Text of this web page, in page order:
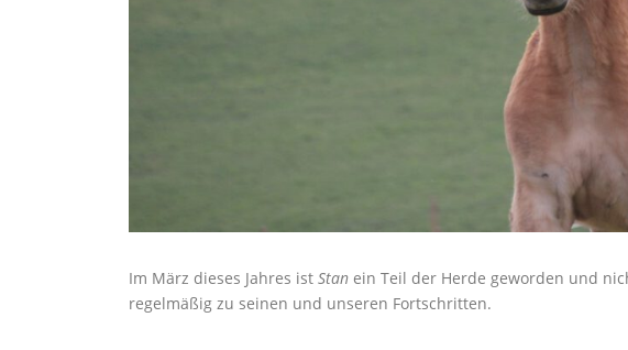
Im März dieses Jahres ist Stan ein Teil der Herde geworden und
regelmäßig zu seinen und unseren Fortschritten.